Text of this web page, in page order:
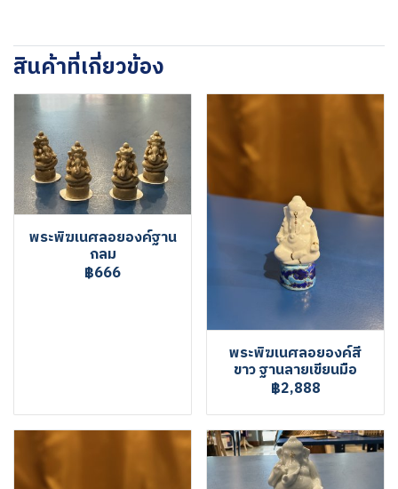
สินค้าที่เกี่ยวข้อง
พระพิฆเนศลอยองค์ฐาน
กลม
฿666
พระพิฆเนศลอยองค์สี
ขาว ฐานลายเขียนมือ
฿2,888